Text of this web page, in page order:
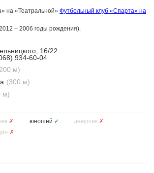
на «Театральной» Футбольный клуб «Спарта» на
– 2006 годы рождения).
16/22
934-60-04
м)
(300 м)
м)
✗ юношей ✓ девушек ✗
✗